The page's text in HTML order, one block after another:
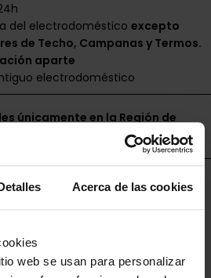
Acerca de las cookies
web se usan para personalizar
del electrodomésticoexcepto
de Techo, Campanas y Termos.
aparte
electrodoméstico
únicamente en la Región de
con Cetelem